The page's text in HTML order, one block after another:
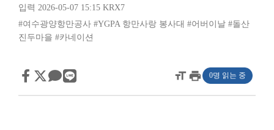
입력 2026-05-07 15:15 KRX7
#여수광양항만공사 #YGPA 항만사랑 봉사대 #어버이날 #돌산
진두마을 #카네이션
format_sizeprint 0명 읽는 중